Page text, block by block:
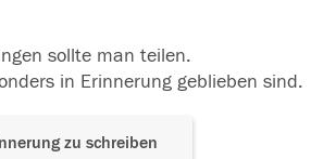
sollte man teilen.
in Erinnerung geblieben sind.
zu schreiben